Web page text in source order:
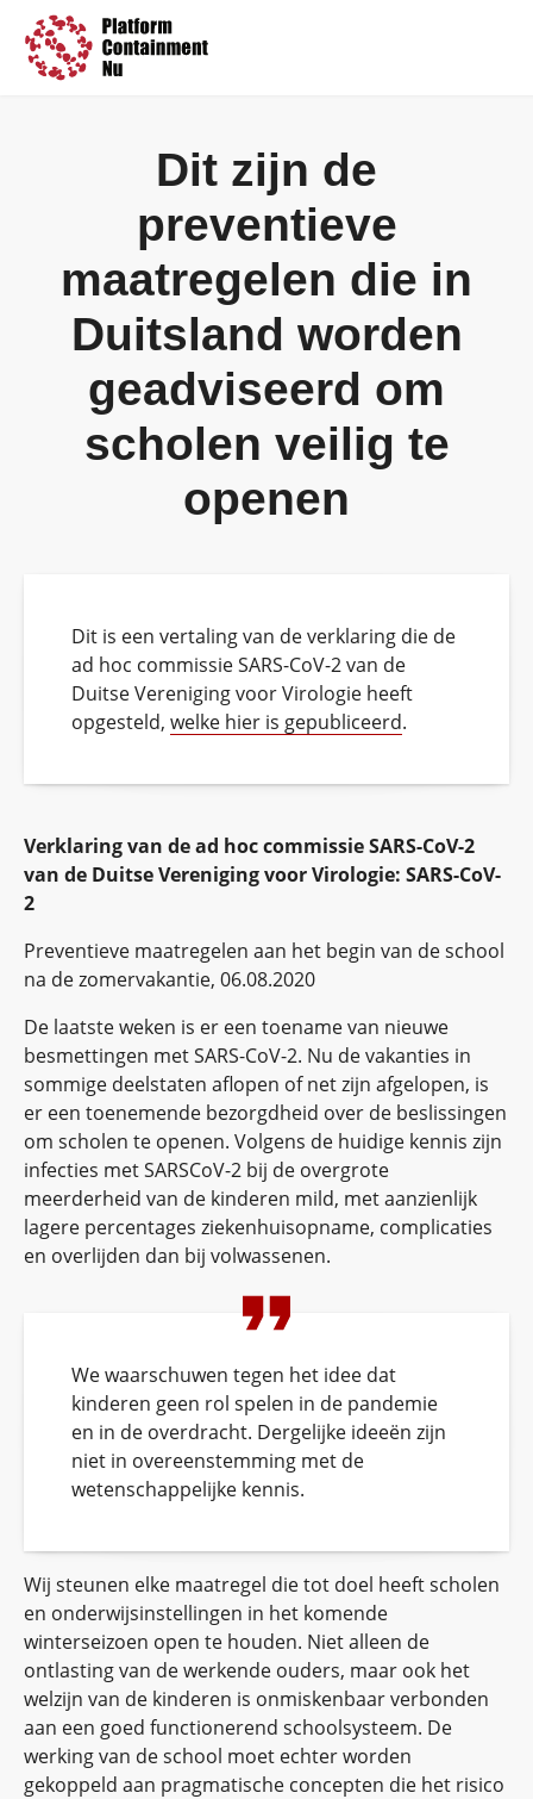
Dit zijn de
preventieve
maatregelen die in
Duitsland worden
geadviseerd om
scholen veilig te
openen
Dit is een vertaling van de verklaring die de
ad hoc commissie SARS-CoV-2 van de
Duitse Vereniging voor Virologie heeft
opgesteld, welke hier is gepubliceerd.
Verklaring van de ad hoc commissie SARS-CoV-2
van de Duitse Vereniging voor Virologie: SARS-CoV-
2
Preventieve maatregelen aan het begin van de school
na de zomervakantie, 06.08.2020
De laatste weken is er een toename van nieuwe
besmettingen met SARS-CoV-2. Nu de vakanties in
sommige deelstaten aflopen of net zijn afgelopen, is
er een toenemende bezorgdheid over de beslissingen
om scholen te openen. Volgens de huidige kennis zijn
infecties met SARSCoV-2 bij de overgrote
meerderheid van de kinderen mild, met aanzienlijk
lagere percentages ziekenhuisopname, complicaties
en overlijden dan bij volwassenen.
We waarschuwen tegen het idee dat
kinderen geen rol spelen in de pandemie
en in de overdracht. Dergelijke ideeën zijn
niet in overeenstemming met de
wetenschappelijke kennis.
Wij steunen elke maatregel die tot doel heeft scholen
en onderwijsinstellingen in het komende
winterseizoen open te houden. Niet alleen de
ontlasting van de werkende ouders, maar ook het
welzijn van de kinderen is onmiskenbaar verbonden
aan een goed functionerend schoolsysteem. De
werking van de school moet echter worden
gekoppeld aan pragmatische concepten die het risico